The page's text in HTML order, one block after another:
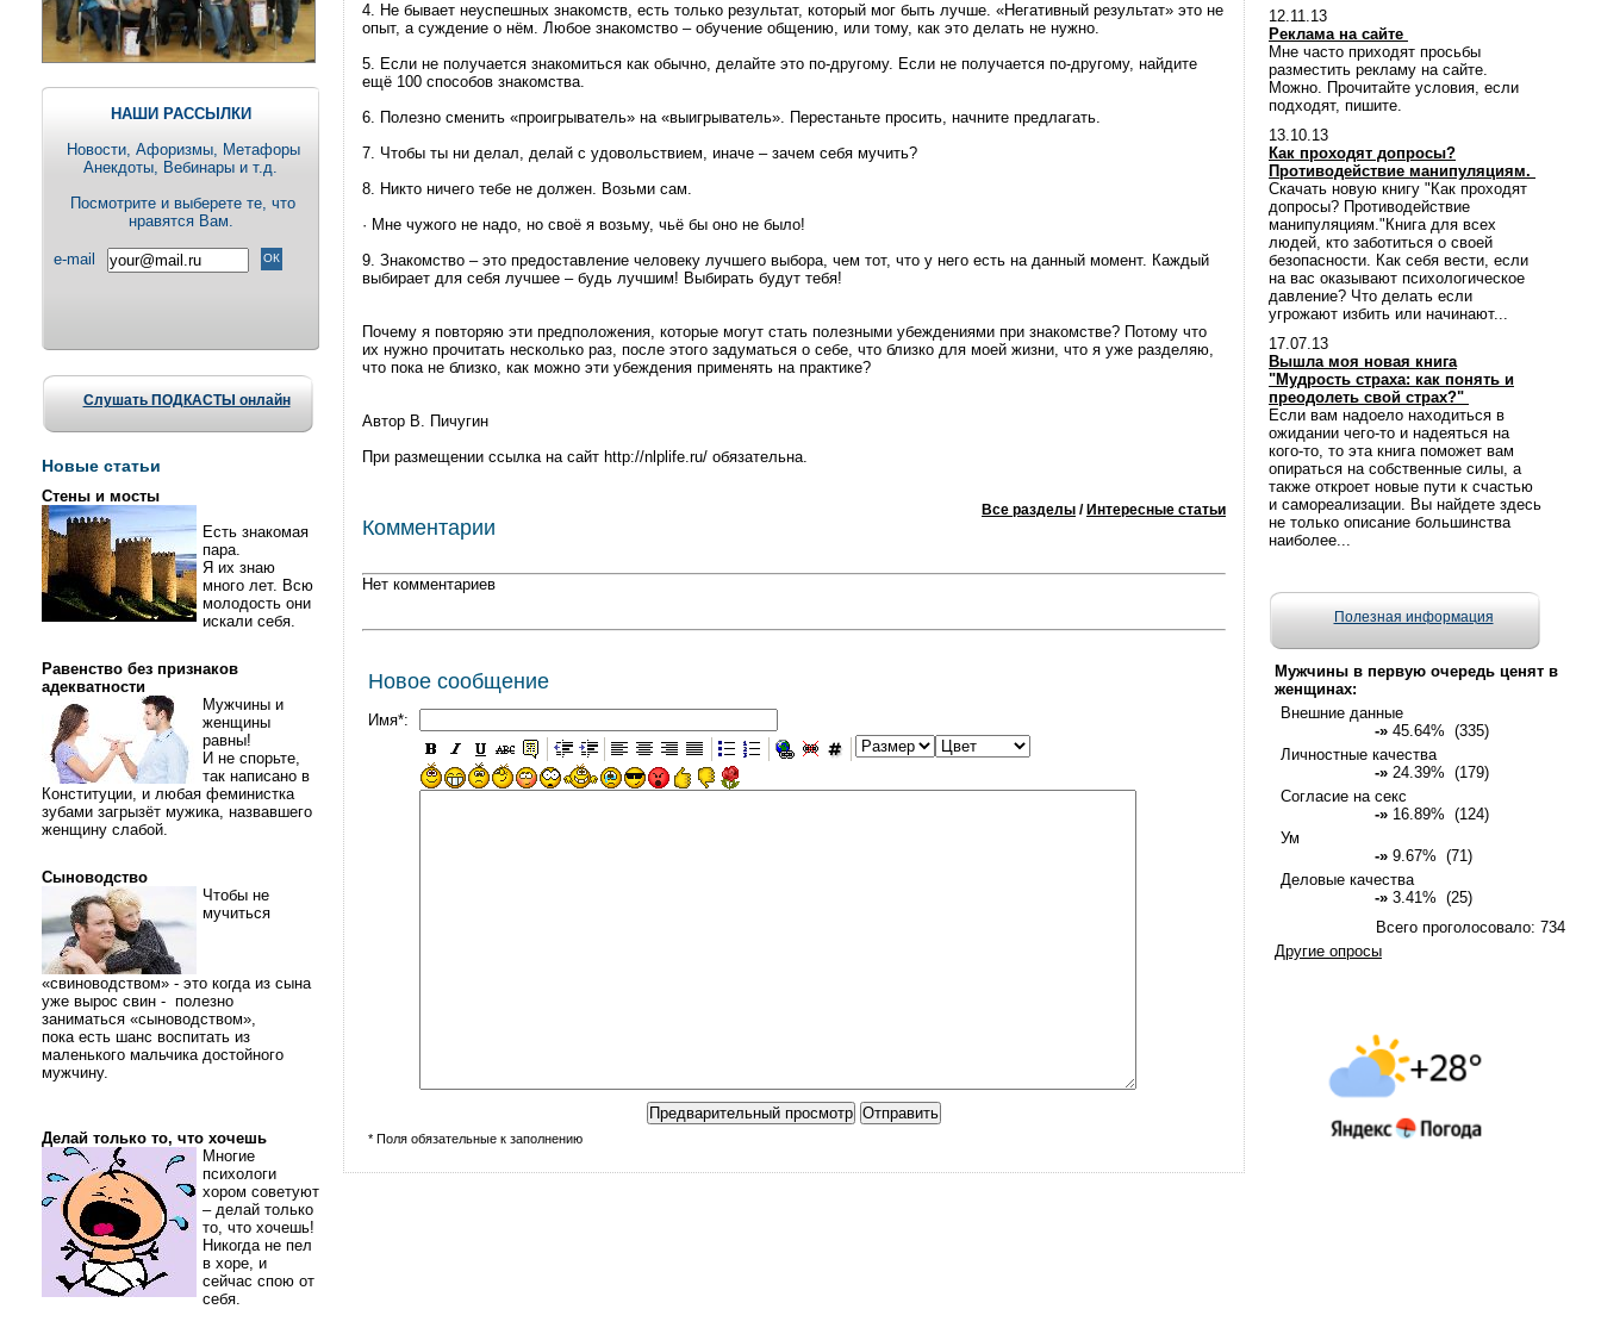
НАШИ РАССЫЛКИ
Новости, Aфоризмы, Метафоры
Анекдоты, Вебинары и т.д.
Посмотрите и выберете те, что
нравятся Вам.
e-mail
Слушать ПОДКАСТЫ онлайн
Новые статьи
Стены и мосты
Есть знакомая
пара.
Я их знаю
много лет. Всю
молодость они
искали себя.
Равенство без признаков
адекватности
Мужчины и
женщины
равны!
И не спорьте,
так написано в
Конституции, и любая феминистка
зубами загрызёт мужика, назвавшего
женщину слабой.
Сыноводство
Чтобы не
мучиться
«свиноводством» - это когда из сына
уже вырос свин - полезно
заниматься «сыноводством»,
пока есть шанс воспитать из
маленького мальчика достойного
мужчину.
Делай только то, что хочешь
Многие
психологи
хором советуют
– делай только
то, что хочешь!
Никогда не пел
в хоре, и
сейчас спою от
себя.
4. Не бывает неуспешных знакомств, есть только результат, который мог быть лучше. «Негативный результат» это не
опыт, а суждение о нём. Любое знакомство – обучение общению, или тому, как это делать не нужно.
5. Если не получается знакомиться как обычно, делайте это по-другому. Если не получается по-другому, найдите
ещё 100 способов знакомства.
6. Полезно сменить «проигрыватель» на «выигрыватель». Перестаньте просить, начните предлагать.
7. Чтобы ты ни делал, делай с удовольствием, иначе – зачем себя мучить?
8. Никто ничего тебе не должен. Возьми сам.
· Мне чужого не надо, но своё я возьму, чьё бы оно не было!
9. Знакомство – это предоставление человеку лучшего выбора, чем тот, что у него есть на данный момент. Каждый
выбирает для себя лучшее – будь лучшим! Выбирать будут тебя!
Почему я повторяю эти предположения, которые могут стать полезными убеждениями при знакомстве? Потому что
их нужно прочитать несколько раз, после этого задуматься о себе, что близко для моей жизни, что я уже разделяю,
что пока не близко, как можно эти убеждения применять на практике?
Автор В. Пичугин
При размещении ссылка на сайт http://nlplife.ru/ обязательна.
Все разделы / Интересные статьи
Комментарии
Нет комментариев
Новое сообщение
Имя*:
* Поля обязательные к заполнению
12.11.13
Реклама на сайте
Мне часто приходят просьбы
разместить рекламу на сайте.
Можно. Прочитайте условия, если
подходят, пишите.
13.10.13
Как проходят допросы?
Противодействие манипуляциям.
Скачать новую книгу "Как проходят
допросы? Противодействие
манипуляциям."Книга для всех
людей, кто заботиться о своей
безопасности. Как себя вести, если
на вас оказывают психологическое
давление? Что делать если
угрожают избить или начинают...
17.07.13
Вышла моя новая книга
"Мудрость страха: как понять и
преодолеть свой страх?"
Если вам надоело находиться в
ожидании чего-то и надеяться на
кого-то, то эта книга поможет вам
опираться на собственные силы, а
также откроет новые пути к счастью
и самореализации. Вы найдете здесь
не только описание большинства
наиболее...
Полезная информация
Мужчины в первую очередь ценят в
женщинах:
Внешние данные
-» 45.64% (335)
Личностные качества
-» 24.39% (179)
Согласие на секс
-» 16.89% (124)
Ум
-» 9.67% (71)
Деловые качества
-» 3.41% (25)
Всего проголосовало: 734
Другие опросы